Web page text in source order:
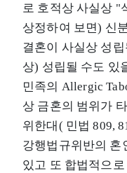
로 호적상 사실상 "
상정하여 보면) 신
결혼이 사실상 성
상) 성립될 수도 있
민족의 Allergic
상 금혼의 범위가
위한대( 민법 809,
강행법규위반의 혼
있고 또 합법적으